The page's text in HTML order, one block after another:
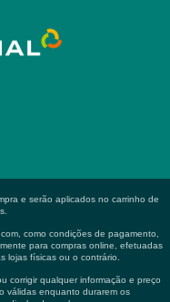
e serão aplicados no carrinho de
como condições de pagamento,
para compras online, efetuadas
lojas físicas ou o contrário.
corrigir qualquer informação e preço
válidas enquanto durarem os